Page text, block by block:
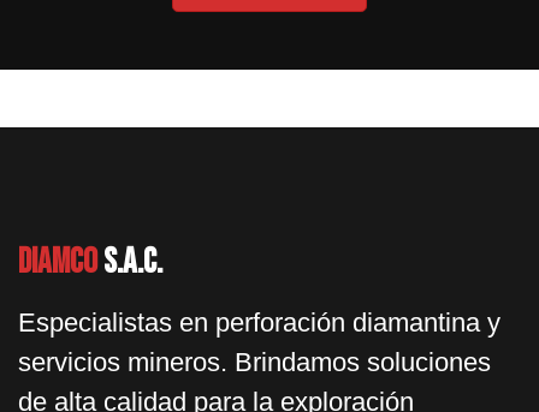
DiamcoS.A.C.
Especialistas en perforación diamantina y
servicios mineros. Brindamos soluciones
de alta calidad para la exploración